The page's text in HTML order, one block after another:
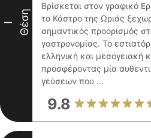
I Θέση
Βρίσκεται στον γραφικό
το Κάστρο της Ωριάς
σημαντικός προορισμός
γαστρονομίας. Το
ελληνική και μεσογειακή
προσφέροντας μία
γεύσεων που ...
9.8